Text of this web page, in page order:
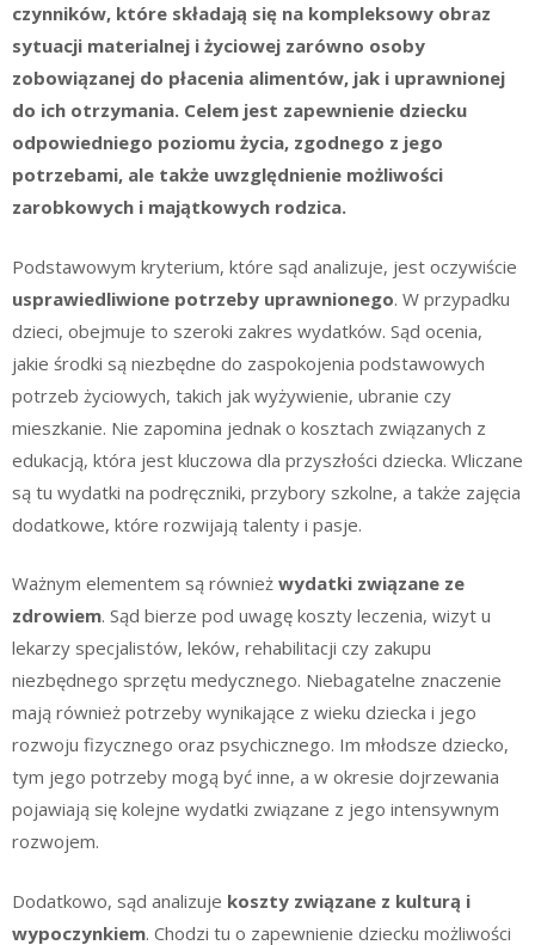
czynników, które składają się na kompleksowy obraz
sytuacji materialnej i życiowej zarówno osoby
zobowiązanej do płacenia alimentów, jak i uprawnionej
do ich otrzymania. Celem jest zapewnienie dziecku
odpowiedniego poziomu życia, zgodnego z jego
potrzebami, ale także uwzględnienie możliwości
zarobkowych i majątkowych rodzica.
Podstawowym kryterium, które sąd analizuje, jest oczywiście
usprawiedliwione potrzeby uprawnionego. W przypadku
dzieci, obejmuje to szeroki zakres wydatków. Sąd ocenia,
jakie środki są niezbędne do zaspokojenia podstawowych
potrzeb życiowych, takich jak wyżywienie, ubranie czy
mieszkanie. Nie zapomina jednak o kosztach związanych z
edukacją, która jest kluczowa dla przyszłości dziecka. Wliczane
są tu wydatki na podręczniki, przybory szkolne, a także zajęcia
dodatkowe, które rozwijają talenty i pasje.
Ważnym elementem są również wydatki związane ze
zdrowiem. Sąd bierze pod uwagę koszty leczenia, wizyt u
lekarzy specjalistów, leków, rehabilitacji czy zakupu
niezbędnego sprzętu medycznego. Niebagatelne znaczenie
mają również potrzeby wynikające z wieku dziecka i jego
rozwoju fizycznego oraz psychicznego. Im młodsze dziecko,
tym jego potrzeby mogą być inne, a w okresie dojrzewania
pojawiają się kolejne wydatki związane z jego intensywnym
rozwojem.
Dodatkowo, sąd analizuje koszty związane z kulturą i
wypoczynkiem. Chodzi tu o zapewnienie dziecku możliwości